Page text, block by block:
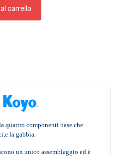
carrello
quattro componenti base che
la gabbia.
un unico assemblaggio ed è